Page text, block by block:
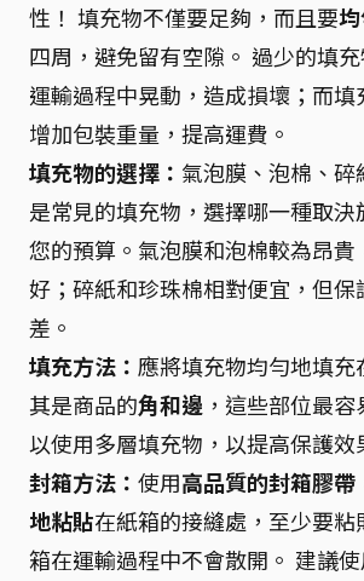
性！ 填充物不僅要足夠，而且要
四周，避免留有空隙。 過少的填
運輸過程中晃動，造成損壞；而
增加包裝重量，提高運費。
填充物的選擇： 氣泡膜、泡棉、
是常見的填充物，選擇哪一種取決
您的預算。氣泡膜和泡棉較為昂貴
好；碎紙和珍珠棉相對便宜，但保
差。
填充方法： 應將填充物均勻地填
其是商品的角和邊 ，這些部位最
以使用多層填充物，以提高保護效
封箱方法： 使用高品質的封箱膠帶
地粘貼在紙箱的接縫處，至少要
箱在運輸過程中不會散開。 建議使